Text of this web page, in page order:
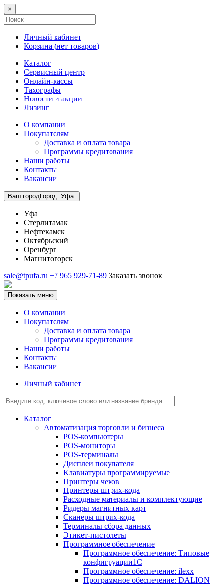
×
Личный кабинет
Корзина (нет товаров)
Каталог
Сервисный центр
Онлайн-кассы
Тахографы
Новости и акции
Лизинг
О компании
Покупателям
Доставка и оплата товара
Программы кредитования
Наши работы
Контакты
Вакансии
Ваш городГород: Уфа
Уфа
Стерлитамак
Нефтекамск
Октябрьский
Оренбург
Магнитогорск
sale@tpufa.ru +7 965 929-71-89 Заказать звонок
Показать меню
О компании
Покупателям
Доставка и оплата товара
Программы кредитования
Наши работы
Контакты
Вакансии
Личный кабинет
Каталог
Автоматизация торговли и бизнеса
POS-компьютеры
POS-мониторы
POS-терминалы
Дисплеи покупателя
Клавиатуры программируемые
Принтеры чеков
Принтеры штрих-кода
Расходные материалы и комплектующие
Ридеры магнитных карт
Сканеры штрих-кода
Терминалы сбора данных
Этикет-пистолеты
Программное обеспечение
Программное обеспечение: Типовые
конфигруации1С
Программное обеспечение: ilexx
Программное обеспечение: DALION